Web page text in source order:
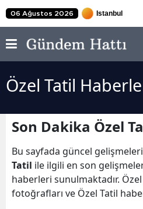
06 Ağustos 2026
Özel Tatil
Son Dakika Özel
Bu sayfada güncel
Tatil ile ilgili en son
haberleri sunulmaktadır.
fotoğrafları ve Özel Tatil